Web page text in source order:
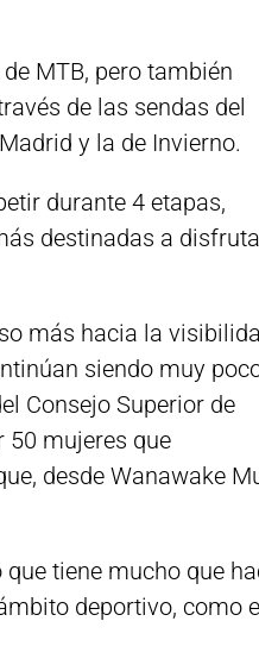
MTB, pero también
de las sendas del
y la de Invierno.
durante 4 etapas,
destinadas a
más hacia la
siendo muy
Consejo Superior de
50 mujeres que
desde Wanawake
tiene mucho que
deportivo, como